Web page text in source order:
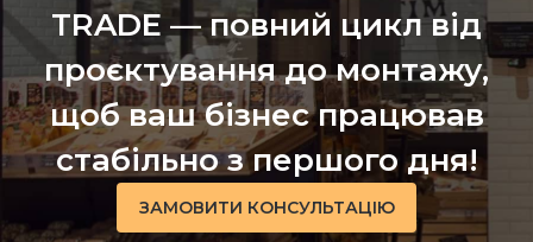
TRADE — повний цикл від
проєктування до монтажу,
щоб ваш бізнес працював
стабільно з першого дня!
ЗАМОВИТИ КОНСУЛЬТАЦІЮ